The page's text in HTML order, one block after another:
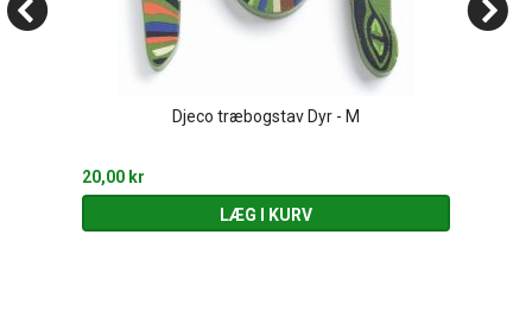
Djeco træbogstav Dyr - M
20,00 kr
LÆG I KURV